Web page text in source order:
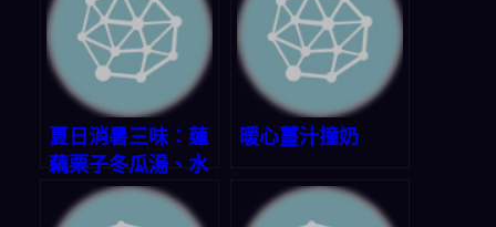
夏日消暑三味：蓮
藕栗子冬瓜湯、水
油燜時蔬、美祿恐
龍
暖心薑汁撞奶